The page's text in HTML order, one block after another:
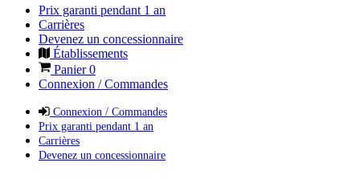
Prix garanti pendant 1 an
Carrières
Devenez un concessionnaire
Établissements
Panier0
Connexion / Commandes
Connexion / Commandes
Prix garanti pendant 1 an
Carrières
Devenez un concessionnaire